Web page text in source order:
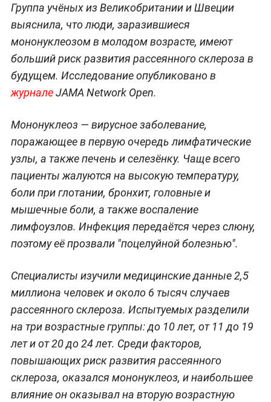
Группа учёных из Великобритании и Швеции
выяснила, что люди, заразившиеся
мононуклеозом в молодом возрасте, имеют
больший риск развития рассеянного склероза в
будущем. Исследование опубликовано в
журналеJAMA Network Open.
Мононуклеоз — вирусное заболевание,
поражающее в первую очередь лимфатические
узлы, а также печень и селезёнку. Чаще всего
пациенты жалуются на высокую температуру,
боли при глотании, бронхит, головные и
мышечные боли, а также воспаление
лимфоузлов. Инфекция передаётся через слюну,
поэтому её прозвали "поцелуйной болезнью".
Специалисты изучили медицинские данные 2,5
миллиона человек и около 6 тысяч случаев
рассеянного склероза. Испытуемых разделили
на три возрастные группы: до 10 лет, от 11 до 19
лет и от 20 до 24 лет. Среди факторов,
повышающих риск развития рассеянного
склероза, оказался мононуклеоз, и наибольшее
влияние он оказывал на вторую возрастную